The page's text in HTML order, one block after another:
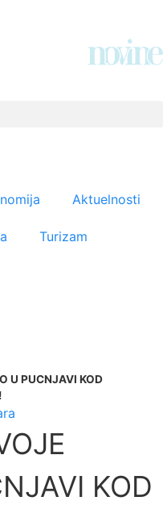
Aktuelnosti
Turizam
U PUCNJAVI KOD
KOD